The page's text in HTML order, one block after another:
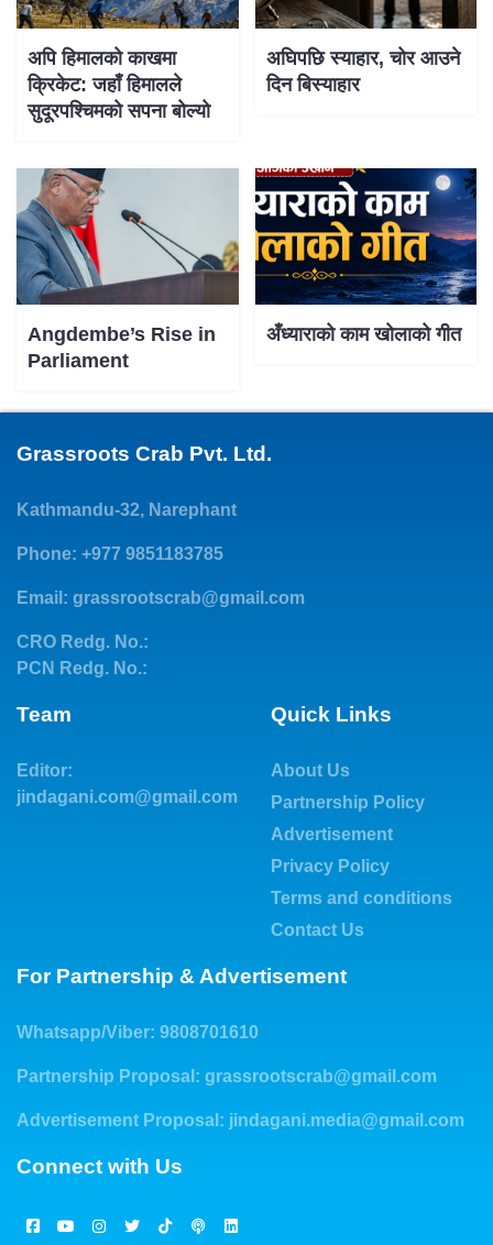
अपि हिमालको काखमा
क्रिकेट: जहाँ हिमालले
सुदूरपश्चिमको सपना बोल्यो
अघिपछि स्याहार, चोर आउने
दिन बिस्याहार
Angdembe’s Rise in
Parliament
अँध्याराको काम खोलाको गीत
Grassroots Crab Pvt. Ltd.
Kathmandu-32, Narephant
Phone: +977 9851183785
Email: grassrootscrab@gmail.com
CRO Redg. No.:
PCN Redg. No.:
Team
Editor:
jindagani.com@gmail.com
Quick Links
About Us
Partnership Policy
Advertisement
Privacy Policy
Terms and conditions
Contact Us
For Partnership & Advertisement
Whatsapp/Viber: 9808701610
Partnership Proposal: grassrootscrab@gmail.com
Advertisement Proposal: jindagani.media@gmail.com
Connect with Us